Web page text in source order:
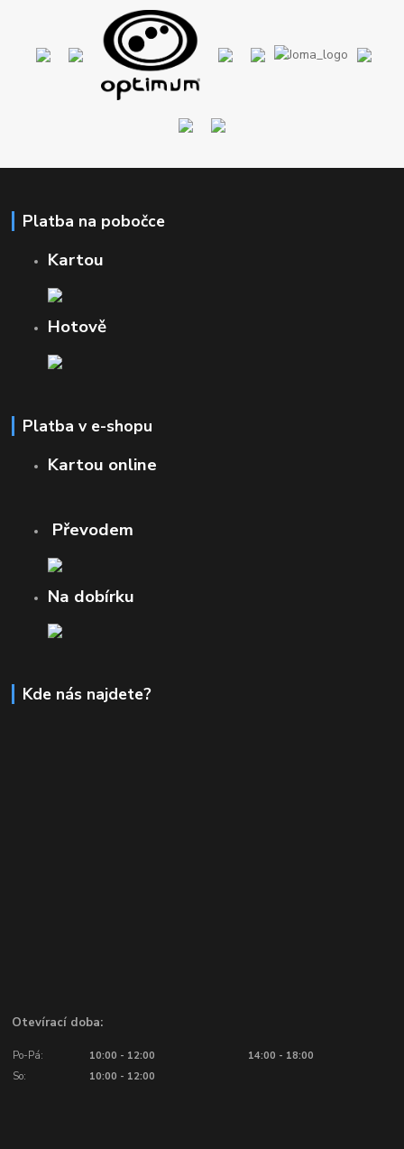
Platba na pobočce
Kartou
Hotově
Platba v e-shopu
Kartou online
Převodem
Na dobírku
Kde nás najdete?
Otevírací doba:
Po-Pá: 10:00 - 12:00
14:00 - 18:00
So:
10:00 - 12:00